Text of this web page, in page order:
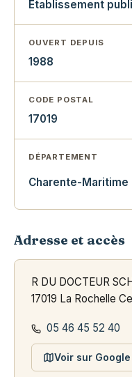
Etablissement
OUVERT DEPUIS
1988
CODE POSTAL
17019
DÉPARTEMENT
Charente-Maritime
Adresse et accès
R DU DOCTEUR
17019 La Rochelle
05 46 45 52 40
Voir sur